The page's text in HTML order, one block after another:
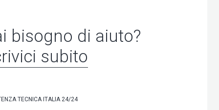
bisogno di aiuto?
subito
TECNICA ITALIA 24/24